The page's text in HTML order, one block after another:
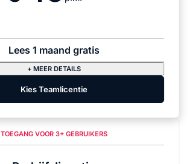
Lees 1 maand gratis
+ MEER DETAILS
Kies Teamlicentie
TOEGANG VOOR 3+ GEBRUIKERS